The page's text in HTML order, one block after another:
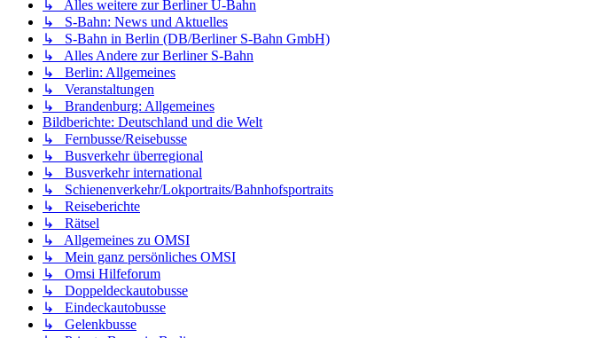
↳ Alles weitere zur Berliner U-Bahn
↳ S-Bahn: News und Aktuelles
↳ S-Bahn in Berlin (DB/Berliner S-Bahn GmbH)
↳ Alles Andere zur Berliner S-Bahn
↳ Berlin: Allgemeines
↳ Veranstaltungen
↳ Brandenburg: Allgemeines
Bildberichte: Deutschland und die Welt
↳ Fernbusse/Reisebusse
↳ Busverkehr überregional
↳ Busverkehr international
↳ Schienenverkehr/Lokportraits/Bahnhofsportraits
↳ Reiseberichte
↳ Rätsel
↳ Allgemeines zu OMSI
↳ Mein ganz persönliches OMSI
↳ Omsi Hilfeforum
↳ Doppeldeckautobusse
↳ Eindeckautobusse
↳ Gelenkbusse